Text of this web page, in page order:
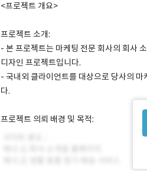
<프로젝트 개요>
프로젝트 소개:
- 본 프로젝트는 마케팅 전문 회사의 회사
디자인 프로젝트입니다.
- 국내외 클라이언트를 대상으로 당사의
다.
프로젝트 의뢰 배경 및 목적: